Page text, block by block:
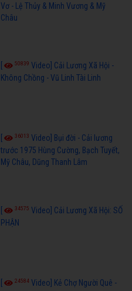
Vơ - Lệ Thủy & Minh Vương & Mỹ
Châu
50839 Video] Cải Lương Xã Hội -
Không Chồng - Vũ Linh Tài Linh
36013 Video] Bụi đời - Cải lương
trước 1975 Hùng Cường, Bạch Tuyết,
Mỹ Châu, Dũng Thanh Lâm
34575 Video] Cải Lương Xã Hội: SỐ
PHẬN
24584 Video] Kẻ Chợ Người Quê -